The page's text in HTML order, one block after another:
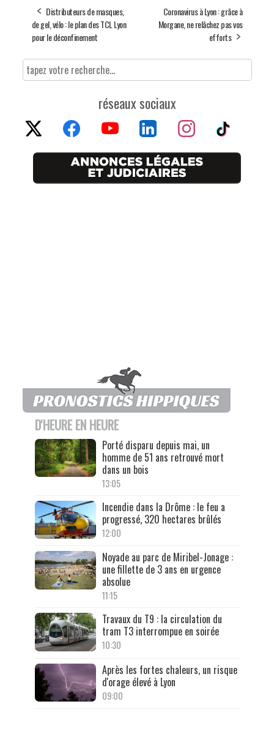
Distributeurs de masques,
de gel, vélo : le plan des TCL Lyon
pour le déconfinement
Coronavirus à Lyon : grâce à
Morgane, ne relâchez pas vos
efforts
réseaux sociaux
D'HEURE EN HEURE
Porté disparu depuis mai, un
homme de 51 ans retrouvé mort
dans un bois
13:05
Incendie dans la Drôme : le feu a
progressé, 320 hectares brûlés
12:00
Noyade au parc de Miribel-Jonage :
une fillette de 3 ans en urgence
absolue
11:15
Travaux du T9 : la circulation du
tram T3 interrompue en soirée
10:30
Après les fortes chaleurs, un risque
d'orage élevé à Lyon
09:00